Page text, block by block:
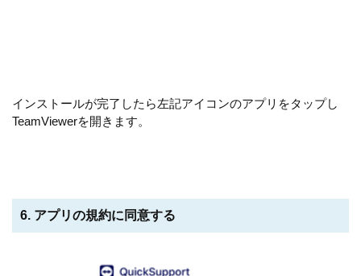
インストールが完了したら左記アイコンのアプリをタップし
TeamViewerを開きます。
6. アプリの規約に同意する